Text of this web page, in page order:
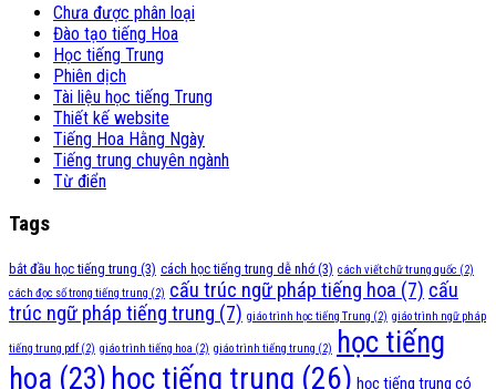
Chưa được phân loại
Đào tạo tiếng Hoa
Học tiếng Trung
Phiên dịch
Tài liệu học tiếng Trung
Thiết kế website
Tiếng Hoa Hằng Ngày
Tiếng trung chuyên ngành
Từ điển
Tags
bắt đầu học tiếng trung (3) cách học tiếng trung dễ nhớ(3) cách viết chữ trung quốc (2)
cách đọc số trong tiếng trung (2) cấu trúc ngữ pháp tiếng hoa (7) cấu
trúc ngữ pháp tiếng trung (7) giáo trình học tiếng Trung (2) giáo trình ngữ pháp
tiếng trung pdf (2) giáo trình tiếng hoa (2) giáo trình tiếng trung (2)
học tiếng
hoa (23) học tiếng trung (26) học tiếng trung có